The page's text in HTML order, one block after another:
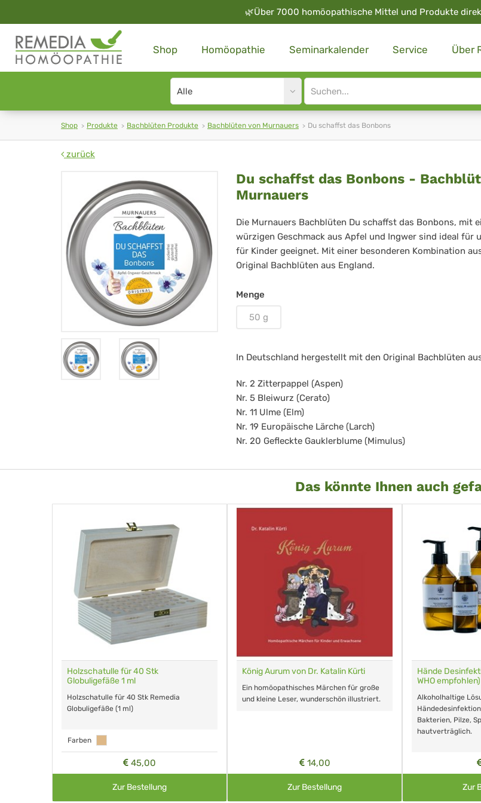
🌿Über 7000 homöopathische Mittel und Produkte
Shop Homöopathie Seminarkalender Service Über
Search
type
Site
search
Shop Produkte Bachblüten Produkte Bachblüten von Murnauers Du schaffst das Bonbons
zurück
Du
schaffst
das
Bonbons
-
Bachblüten
Murnauers
Du schaffst das Bonbons -
Murnauers
Die Murnauers Bachblüten Du schaffst das Bonbons, mit
würzigen Geschmack aus Apfel und Ingwer sind ideal für
für Kinder geeignet. Mit einer besonderen Kombination
Original Bachblüten aus England.
Menge
50 g
In Deutschland hergestellt mit den Original Bachblüten
Nr. 2 Zitterpappel (Aspen)
Nr. 5 Bleiwurz (Cerato)
Nr. 11 Ulme (Elm)
Nr. 19 Europäische Lärche (Larch)
Nr. 20 Gefleckte Gauklerblume (Mimulus)
Das könnte Ihnen auch
Holzschatulle für 40 Stk
Globuligefäße 1 ml
Holzschatulle für 40 Stk Remedia
Globuligefäße (1 ml)
Farben
45,00
Zur Bestellung
König Aurum von Dr. Katalin Kürti
Ein homöopathisches Märchen für große
und kleine Leser, wunderschön illustriert.
14,00
Zur Bestellung
Hände
WHO empfohlen)
Alkoholhaltige
Bakterien, Pilze,
hautverträglich.
Zur